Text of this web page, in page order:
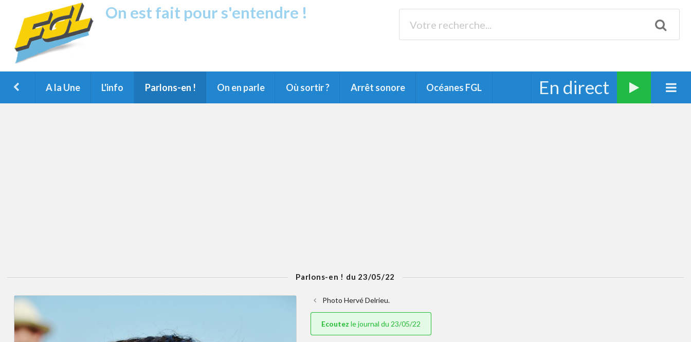
On est fait pour s'entendre !
A la Une L'info Parlons-en ! On en parle Où sortir ? Arrêt sonore Océanes FGL En direct
Parlons-en ! du 23/05/22
Photo Hervé Delrieu.
Ecoutez le journal du 23/05/22